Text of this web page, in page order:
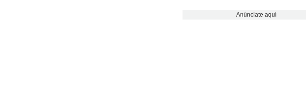
Anúnciate aquí